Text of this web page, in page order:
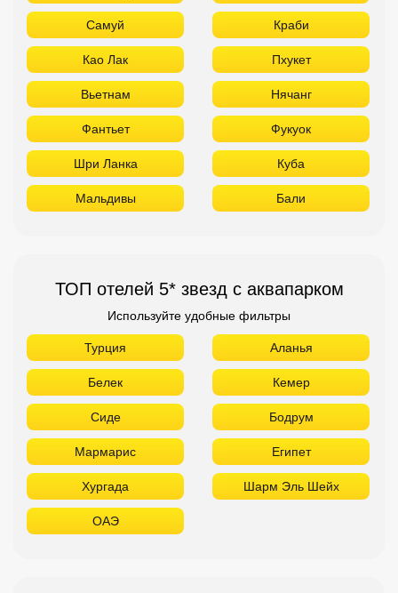
Самуй Краби
Као Лак Пхукет
Вьетнам Нячанг
Фантьет Фукуок
Шри Ланка Куба
Мальдивы Бали
ТОП отелей 5* звезд с аквапарком
Используйте удобные фильтры
Турция Аланья
Белек Кемер
Сиде Бодрум
Мармарис Египет
Хургада Шарм Эль Шейх
ОАЭ